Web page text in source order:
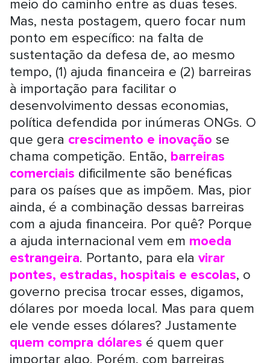
meio do caminho entre as duas teses.
Mas, nesta postagem, quero focar num
ponto em específico: na falta de
sustentação da defesa de, ao mesmo
tempo, (1) ajuda financeira e (2) barreiras
à importação para facilitar o
desenvolvimento dessas economias,
política defendida por inúmeras ONGs. O
que gera crescimento e inovação se
chama competição. Então, barreiras
comerciais dificilmente são benéficas
para os países que as impõem. Mas, pior
ainda, é a combinação dessas barreiras
com a ajuda financeira. Por quê? Porque
a ajuda internacional vem em moeda
estrangeira. Portanto, para elavirar
pontes, estradas, hospitais e escolas, o
governo precisa trocar esses, digamos,
dólares por moeda local. Mas para quem
ele vende esses dólares? Justamente
quem compra dólares é quem quer
importar algo. Porém, com barreiras